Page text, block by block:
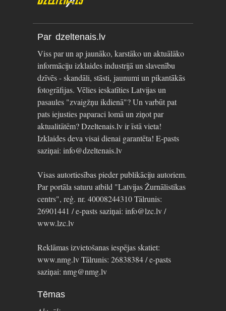
Par dzeltenais.lv
Viss par un ap jaunāko, karstāko un aktuālāko
informāciju izklaides industrijā un slavenību
dzīvēs - skandāli, stāsti, jaunumi un pikantākās
fotogrāfijas. Vēlies ieskatīties Latvijas un
pasaules "zvaigžņu ikdienā"? Un varbūt pat
pats iejusties paparaci lomā un ziņot par
aktualitātēm? Dzeltenais.lv ir īstā vieta!
Izklaides deva visai dienai garantēta! E-pasts
saziņai: info@dzeltenais.lv
Visas autortiesības pieder publikāciju autoriem.
Par portāla saturu atbild "Latvijas Žurnālistikas
centrs", reģ. nr. 40008244310 Tālrunis:
26901441 / e-pasts saziņai: info@lzc.lv /
www.lzc.lv
Reklāmas izvietošanas iespējas skatiet:
www.nmg.lv Tālrunis: 26838384 / e-pasts
saziņai: nmg@nmg.lv
Tēmas